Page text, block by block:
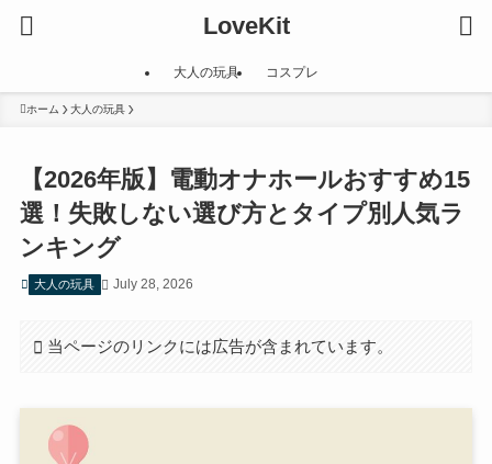
LoveKit
大人の玩具 コスプレ
ホーム 大人の玩具
【2026年版】電動オナホールおすすめ15
選！失敗しない選び方とタイプ別人気ラ
ンキング
大人の玩具 July 28, 2026
当ページのリンクには広告が含まれています。